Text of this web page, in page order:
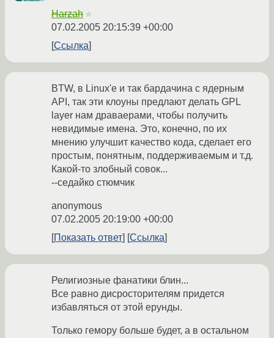
Harzah ☆
07.02.2005 20:15:39 +00:00
Ссылка
BTW, в Linux'е и так бардачина с ядерным
API, так эти клоуны предлают делать GPL
layer нам драваерами, чтобы получить
невидимые имена. Это, конечно, по их
мнению улучшит качество кода, сделает его
простым, понятным, поддерживаемым и т.д.
Какой-то злобный совок...
--седайко стюмчик
anonymous
07.02.2005 20:19:00 +00:00
Показать ответ
Ссылка
Религиозные фанатики блин...
Все равно дисросторителям придется
избавляться от этой ерунды.
Только гемору больше будет, а в остальном